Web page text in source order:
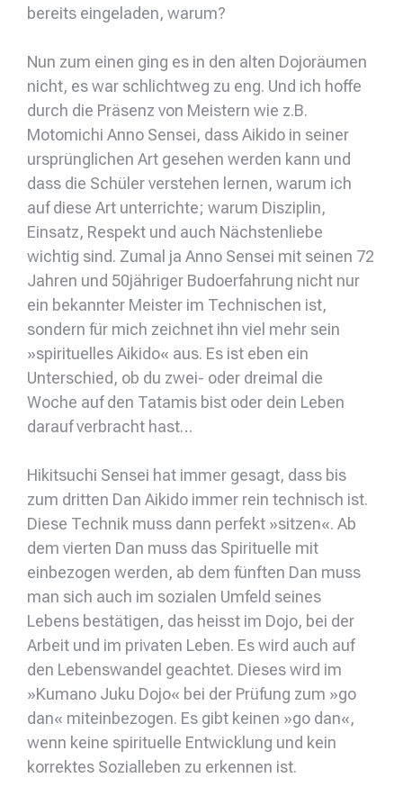
bereits eingeladen, warum?
Nun zum einen ging es in den alten Dojoräumen
nicht, es war schlichtweg zu eng. Und ich hoffe
durch die Präsenz von Meistern wie z.B.
Motomichi Anno Sensei, dass Aikido in seiner
ursprünglichen Art gesehen werden kann und
dass die Schüler verstehen lernen, warum ich
auf diese Art unterrichte; warum Disziplin,
Einsatz, Respekt und auch Nächstenliebe
wichtig sind. Zumal ja Anno Sensei mit seinen 72
Jahren und 50jähriger Budoerfahrung nicht nur
ein bekannter Meister im Technischen ist,
sondern für mich zeichnet ihn viel mehr sein
»spirituelles Aikido« aus. Es ist eben ein
Unterschied, ob du zwei- oder dreimal die
Woche auf den Tatamis bist oder dein Leben
darauf verbracht hast…
Hikitsuchi Sensei hat immer gesagt, dass bis
zum dritten Dan Aikido immer rein technisch ist.
Diese Technik muss dann perfekt »sitzen«. Ab
dem vierten Dan muss das Spirituelle mit
einbezogen werden, ab dem fünften Dan muss
man sich auch im sozialen Umfeld seines
Lebens bestätigen, das heisst im Dojo, bei der
Arbeit und im privaten Leben. Es wird auch auf
den Lebenswandel geachtet. Dieses wird im
»Kumano Juku Dojo« bei der Prüfung zum »go
dan« miteinbezogen. Es gibt keinen »go dan«,
wenn keine spirituelle Entwicklung und kein
korrektes Sozialleben zu erkennen ist.